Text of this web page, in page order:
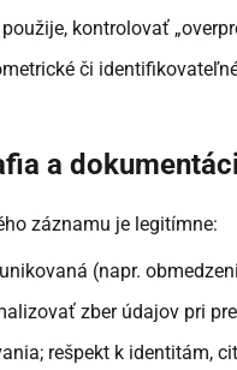
kontrolovať
či
a
záznamu je legitímne:
(napr.
zber údajov pri
rešpekt k identitám,